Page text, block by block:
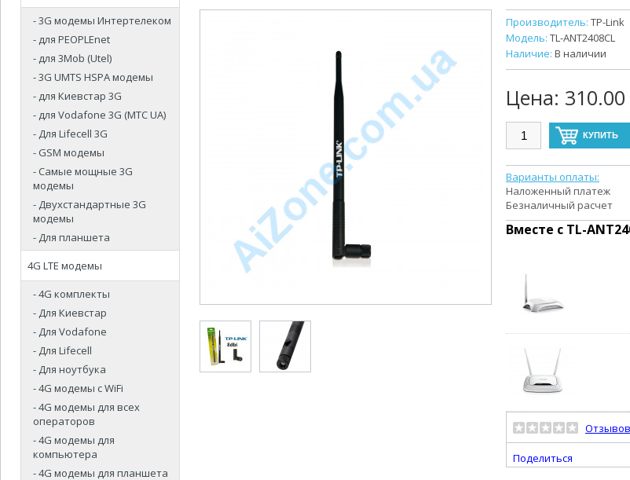
- 3G модемы Интертелеком
- для PEOPLEnet
- для 3Mob (Utel)
- 3G UMTS HSPA модемы
- для Киевстар 3G
- для Vodafone 3G (МТС UA)
- Для Lifecell 3G
- GSM модемы
- Самые мощные 3G
модемы
- Двухстандартные 3G
модемы
- Для планшета
4G LTE модемы
- 4G комплекты
- Для Киевстар
- Для Vodafone
- Для Lifecell
- Для ноутбука
- 4G модемы с WiFi
- 4G модемы для всех
операторов
- 4G модемы для
компьютера
- 4G модемы для планшета
Производитель: TP-Link
Модель: TL-ANT2408CL
Наличие: В наличии
Цена:
Варианты оплаты:
Наложенный платеж
Безналичный расчет
Вместе с TL-
Поделиться